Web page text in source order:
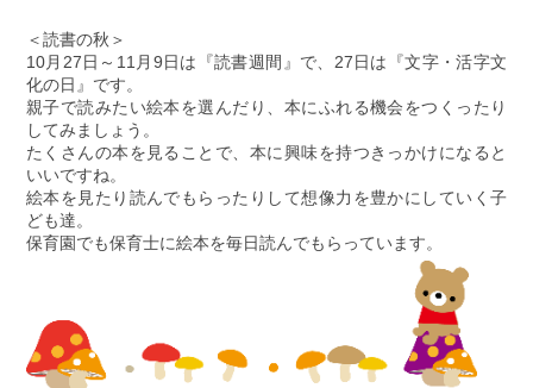
＜読書の秋＞
10月27日～11月9日は『読書週間』で、27日は『文字・活字文
化の日』です。
親子で読みたい絵本を選んだり、本にふれる機会をつくったり
してみましょう。
たくさんの本を見ることで、本に興味を持つきっかけになると
いいですね。
絵本を見たり読んでもらったりして想像力を豊かにしていく子
ども達。
保育園でも保育士に絵本を毎日読んでもらっています。